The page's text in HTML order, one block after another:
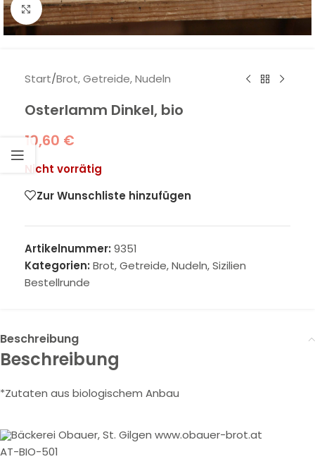
Klick zum Vergrößern
Start/Brot, Getreide, Nudeln
Osterlamm Dinkel, bio
10,60 €
Nicht vorrätig
Zur Wunschliste hinzufügen
Artikelnummer: 9351
Kategorien: Brot, Getreide, Nudeln,Sizilien
Bestellrunde
Beschreibung
Beschreibung
*Zutaten aus biologischem Anbau
Bäckerei Obauer, St. Gilgen www.obauer-brot.at
AT-BIO-501